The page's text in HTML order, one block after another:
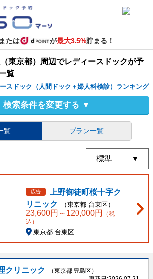
または が最大3.5%貯まる！
東京都）周辺でレディースドックが予
覧
スドック（人間ドック＋婦人科検診）ランキング
検索条件を変更する ▼
覧 プラン一覧
広告
上野御徒町桜十字ク
リニック
（東京都 台東区）
23,600円～ 120,000円
（税
込）
東京都 台東区
クリニック
（東京都 豊島区）